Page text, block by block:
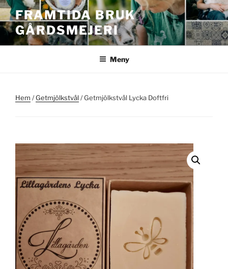
Hoppa
till
innehåll
FRAMTIDA BRUK
GÅRDSMEJERI
Meny
Hem /Getmjölkstvål/ Getmjölkstvål Lycka Doftfri